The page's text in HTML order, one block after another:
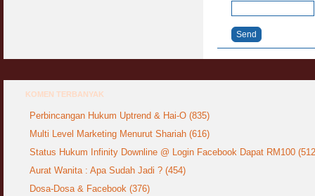
Send
KOMEN TERBANYAK
Perbincangan Hukum Uptrend & Hai-O (835)
Multi Level Marketing Menurut Shariah (616)
Status Hukum Infinity Downline @ Login Facebook Dapat RM100
Aurat Wanita : Apa Sudah Jadi ? (454)
Dosa-Dosa & Facebook (376)